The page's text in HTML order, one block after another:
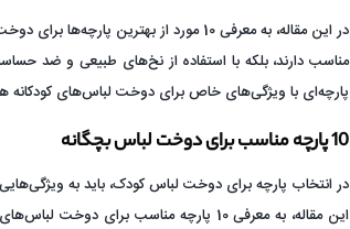
در این مقاله، به معرفی 10 مورد از
مناسب دارند، بلکه با استفاده از نخ‌های طبیعی و ضد
پارچه‌ای با ویژگی‌های خاص برای دوخت لباس‌های کودکانه
10 پارچه مناسب برای دوخت لباس بچگانه
در انتخاب پارچه برای دوخت لباس کودک، باید به
این مقاله، به معرفی 10 پارچه مناسب